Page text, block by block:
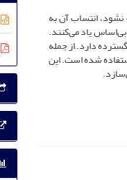
نشود، انتساب آن به
بی‌اساس یاد می‌کنند.
احادیث نیاز به تلاشی گسترده دارد. از جمله
شده است. این